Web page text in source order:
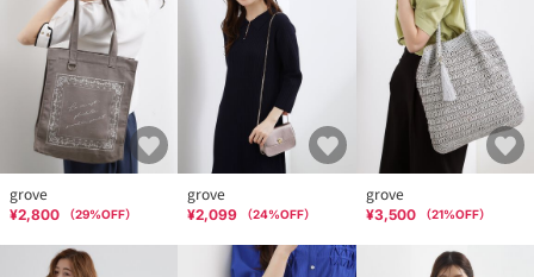
grove
¥2,800 （29%OFF）
grove
¥2,099 （24%OFF）
grove
¥3,500 （21%OFF）